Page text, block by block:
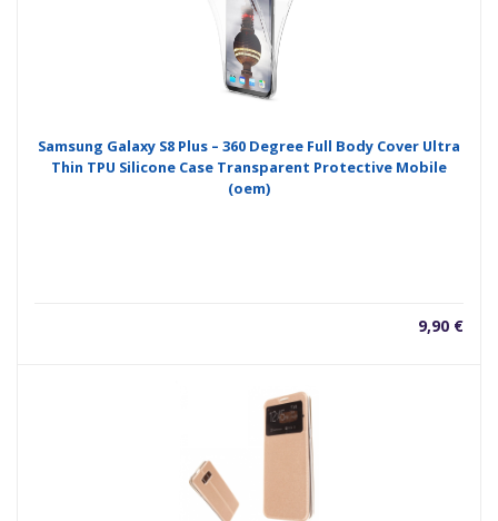
Samsung Galaxy S8 Plus – 360 Degree Full Body Cover Ultra
Thin TPU Silicone Case Transparent Protective Mobile
(oem)
9,90 €